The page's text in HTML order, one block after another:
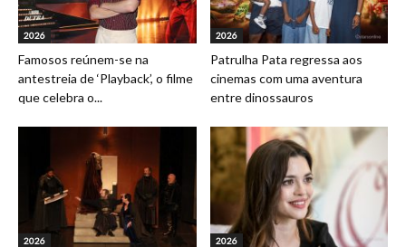
2026
Famosos reúnem-se na
antestreia de ‘Playback’, o filme
que celebra o...
2026
Patrulha Pata regressa aos
cinemas com uma aventura
entre dinossauros
2026 2026